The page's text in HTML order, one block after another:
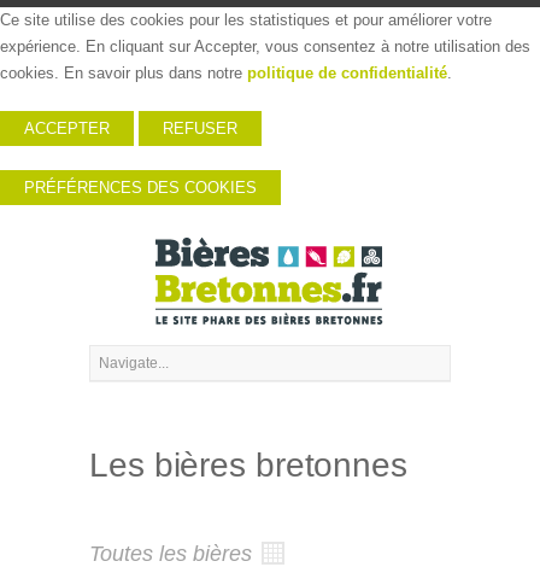
Ce site utilise des cookies pour les statistiques et pour améliorer votre
expérience. En cliquant sur Accepter, vous consentez à notre utilisation des
cookies. En savoir plus dans notre politique de confidentialité.
ACCEPTER REFUSER
PRÉFÉRENCES DES COOKIES
Les bières bretonnes
Toutes les bières